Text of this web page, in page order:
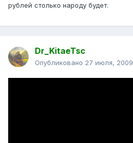
рублей столько народу будет.
Dr_KitaeTsc
Опубликовано 27 июля, 2009